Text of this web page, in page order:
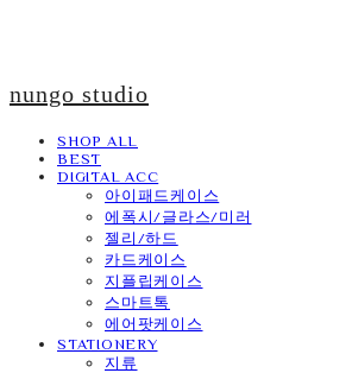
nungo studio
SHOP ALL
BEST
DIGITAL ACC
아이패드케이스
에폭시/글라스/미러
젤리/하드
카드케이스
지플립케이스
스마트톡
에어팟케이스
STATIONERY
지류